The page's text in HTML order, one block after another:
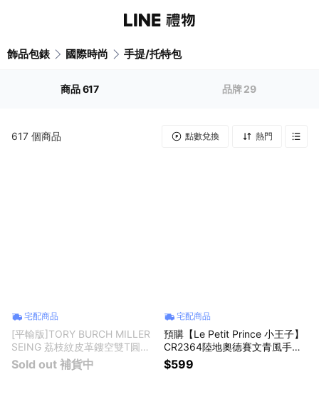
飾品包錶 國際時尚 手提/托特包
商品617 品牌29
617 個商品 點數兌換 熱門
宅配商品
[平輸版]TORY BURCH MILLER
SEING 荔枝紋皮革鏤空雙T圓章
標誌斜背包(多色選)真品平輸
Sold out 補貨中
宅配商品
預購【Le Petit Prince 小王子】
CR2364陸地奧德賽文青風手提
袋
$599